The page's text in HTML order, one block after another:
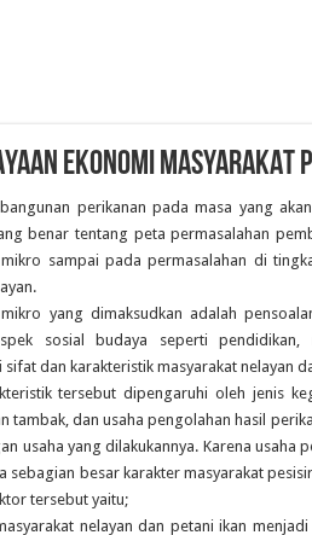
EKONOMI MASYARAKAT
perikanan pada masa yang
benar tentang peta permasalahan
sampai pada permasalahan di
mikro yang dimaksudkan adalah
sosial budaya seperti
dan karakteristik masyarakat nelayan
tersebut dipengaruhi oleh jenis
tambak, dan usaha pengolahan hasil
usaha yang dilakukannya. Karena
sebagian besar karakter masyarakat
tersebut yaitu;
nelayan dan petani ikan